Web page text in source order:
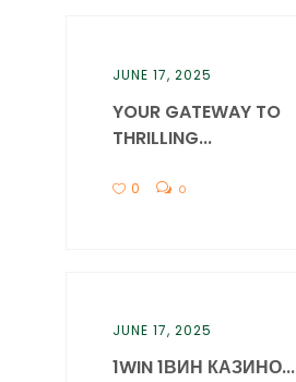
JUNE 17, 2025
YOUR GATEWAY TO
THRILLING...
0 0
JUNE 17, 2025
1WIN 1ВИН КАЗИНО...